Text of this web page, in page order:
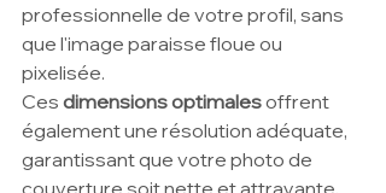
professionnelle de votre profil, sans
que l'image paraisse floue ou
pixelisée.
Ces dimensions optimales offrent
également une résolution adéquate,
garantissant que votre photo de